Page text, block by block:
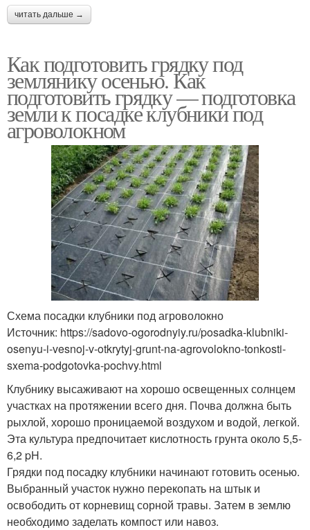
читать дальше →
Как подготовить грядку под
землянику осенью. Как
подготовить грядку — подготовка
земли к посадке клубники под
агроволокном
Схема посадки клубники под агроволокно
Источник: https://sadovo-ogorodnyiy.ru/posadka-klubniki-
osenyu-i-vesnoj-v-otkrytyj-grunt-na-agrovolokno-tonkosti-
sxema-podgotovka-pochvy.html
Клубнику высаживают на хорошо освещенных солнцем
участках на протяжении всего дня. Почва должна быть
рыхлой, хорошо проницаемой воздухом и водой, легкой.
Эта культура предпочитает кислотность грунта около 5,5-
6,2 pH.
Грядки под посадку клубники начинают готовить осенью.
Выбранный участок нужно перекопать на штык и
освободить от корневищ сорной травы. Затем в землю
необходимо заделать компост или навоз.